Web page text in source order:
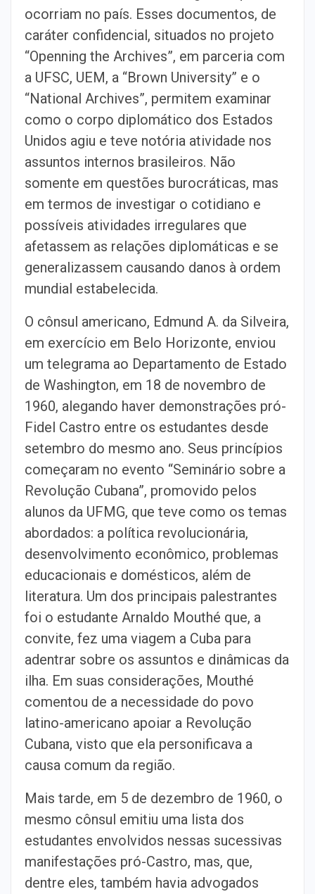
ocorriam no país. Esses documentos, de
caráter confidencial, situados no projeto
“Openning the Archives”, em parceria com
a UFSC, UEM, a “Brown University” e o
“National Archives”, permitem examinar
como o corpo diplomático dos Estados
Unidos agiu e teve notória atividade nos
assuntos internos brasileiros. Não
somente em questões burocráticas, mas
em termos de investigar o cotidiano e
possíveis atividades irregulares que
afetassem as relações diplomáticas e se
generalizassem causando danos à ordem
mundial estabelecida.
O cônsul americano, Edmund A. da Silveira,
em exercício em Belo Horizonte, enviou
um telegrama ao Departamento de Estado
de Washington, em 18 de novembro de
1960, alegando haver demonstrações pró-
Fidel Castro entre os estudantes desde
setembro do mesmo ano. Seus princípios
começaram no evento “Seminário sobre a
Revolução Cubana”, promovido pelos
alunos da UFMG, que teve como os temas
abordados: a política revolucionária,
desenvolvimento econômico, problemas
educacionais e domésticos, além de
literatura. Um dos principais palestrantes
foi o estudante Arnaldo Mouthé que, a
convite, fez uma viagem a Cuba para
adentrar sobre os assuntos e dinâmicas da
ilha. Em suas considerações, Mouthé
comentou de a necessidade do povo
latino-americano apoiar a Revolução
Cubana, visto que ela personificava a
causa comum da região.
Mais tarde, em 5 de dezembro de 1960, o
mesmo cônsul emitiu uma lista dos
estudantes envolvidos nessas sucessivas
manifestações pró-Castro, mas, que,
dentre eles, também havia advogados